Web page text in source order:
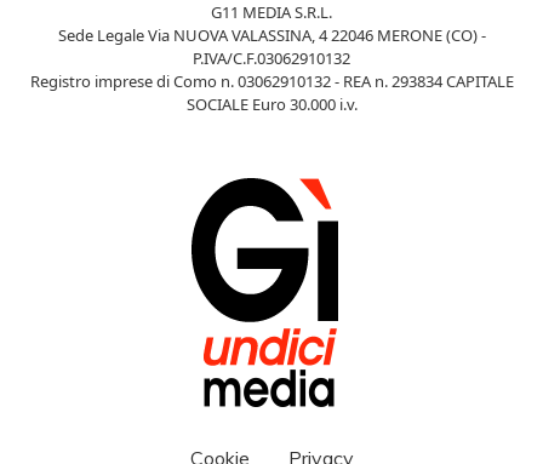
G11 MEDIA S.R.L.
Sede Legale Via NUOVA VALASSINA, 4 22046 MERONE (CO) -
P.IVA/C.F.03062910132
Registro imprese di Como n. 03062910132 - REA n. 293834 CAPITALE
SOCIALE Euro 30.000 i.v.
Cookie Privacy